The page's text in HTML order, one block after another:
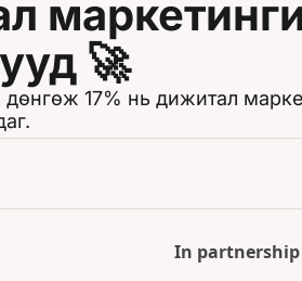
🚀
дөнгөж 17% нь дижитал
In